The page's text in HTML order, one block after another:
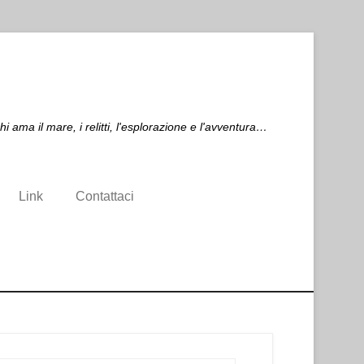
il mare, i relitti, l'esplorazione e l'avventura…
Link Contattaci